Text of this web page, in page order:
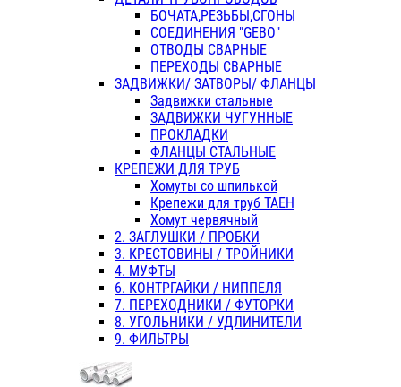
БОЧАТА,РЕЗЬБЫ,СГОНЫ
СОЕДИНЕНИЯ "GEBO"
ОТВОДЫ СВАРНЫЕ
ПЕРЕХОДЫ СВАРНЫЕ
ЗАДВИЖКИ/ ЗАТВОРЫ/ ФЛАНЦЫ
Задвижки стальные
ЗАДВИЖКИ ЧУГУННЫЕ
ПРОКЛАДКИ
ФЛАНЦЫ СТАЛЬНЫЕ
КРЕПЕЖИ ДЛЯ ТРУБ
Хомуты со шпилькой
Крепежи для труб ТАЕН
Хомут червячный
2. ЗАГЛУШКИ / ПРОБКИ
3. КРЕСТОВИНЫ / ТРОЙНИКИ
4. МУФТЫ
6. КОНТРГАЙКИ / НИППЕЛЯ
7. ПЕРЕХОДНИКИ / ФУТОРКИ
8. УГОЛЬНИКИ / УДЛИНИТЕЛИ
9. ФИЛЬТРЫ